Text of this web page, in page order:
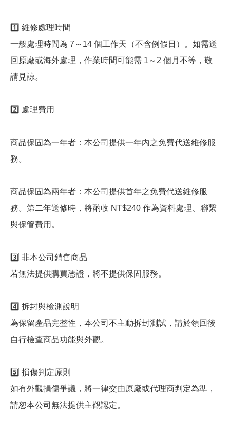
1️⃣ 維修處理時間
一般處理時間為 7～14 個工作天（不含例假日）。如需送
回原廠或海外處理，作業時間可能需 1～2 個月不等，敬
請見諒。
2️⃣ 處理費用
商品保固為一年者：本公司提供一年內之免費代送維修服
務。
商品保固為兩年者：本公司提供首年之免費代送維修服
務。第二年送修時，將酌收 NT$240 作為資料處理、聯繫
與保管費用。
3️⃣ 非本公司銷售商品
若無法提供購買憑證，將不提供保固服務。
4️⃣ 拆封與檢測說明
為保留產品完整性，本公司不主動拆封測試，請於領回後
自行檢查商品功能與外觀。
5️⃣ 損傷判定原則
如有外觀損傷爭議，將一律交由原廠或代理商判定為準，
請恕本公司無法提供主觀認定。